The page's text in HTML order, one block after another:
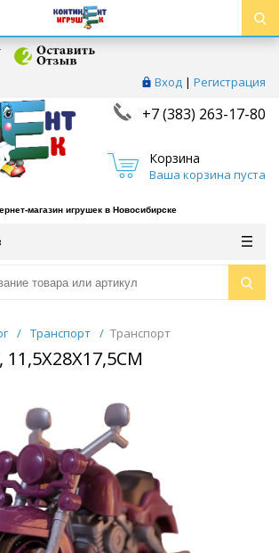
Вход | Регистрация
+7 (383) 263-17-80
Корзина
Ваша корзина пуста
магазин игрушек в Новосибирске
/ Транспорт / Транспорт